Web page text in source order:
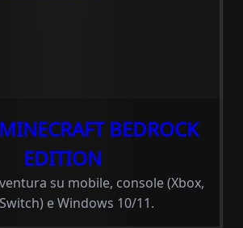
BEDROCK
EDITION
su mobile, console (Xbox,
e Windows 10/11.